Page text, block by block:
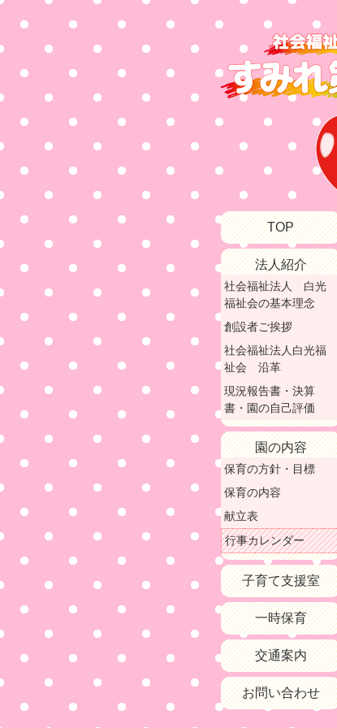
TOP
法人紹介
社会福祉法人 白光
福祉会の基本理念
創設者ご挨拶
社会福祉法人白光福
祉会 沿革
現況報告書・決算
書・園の自己評価
園の内容
保育の方針・目標
保育の内容
献立表
行事カレンダー
子育て支援室
一時保育
交通案内
お問い合わせ